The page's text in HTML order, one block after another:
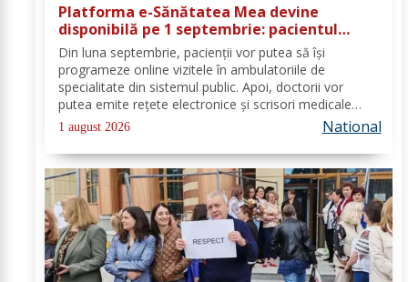
Platforma e-Sănătatea Mea devine
disponibilă pe 1 septembrie: pacientul
devine utilizator direct al sistemului
digital de sănătate
Din luna septembrie, pacienții vor putea să își
programeze online vizitele în ambulatoriile de
specialitate din sistemul public. Apoi, doctorii vor
putea emite rețete electronice și scrisori medicale
direct prin noua platformă. Se fac ultimele lucrări la
platforma „e-Sănătatea Mea" pentru aceste...
1 august 2026 National